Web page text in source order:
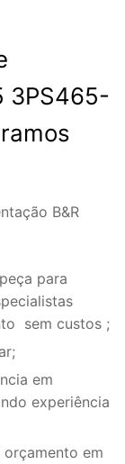
3PS465-
B&R
para
sem custos ;
em
experiência
orçamento em